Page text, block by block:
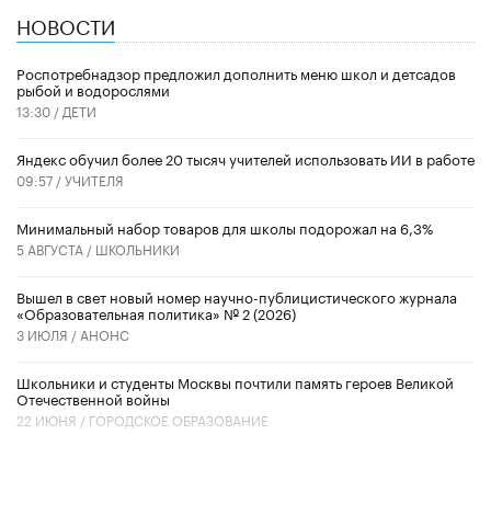
НОВОСТИ
Роспотребнадзор предложил дополнить меню школ и детсадов
рыбой и водорослями
13:30 / ДЕТИ
​Яндекс обучил более 20 тысяч учителей использовать ИИ в работе
09:57 /УЧИТЕЛЯ
Минимальный набор товаров для школы подорожал на 6,3%
5 АВГУСТА / ШКОЛЬНИКИ
Вышел в свет новый номер научно-публицистического журнала
«Образовательная политика» № 2 (2026)
3 ИЮЛЯ / АНОНС
Школьники и студенты Москвы почтили память героев Великой
Отечественной войны
22 ИЮНЯ / ГОРОДСКОЕ ОБРАЗОВАНИЕ